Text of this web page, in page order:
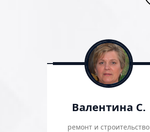
Валентина С.
ремонт и строительство